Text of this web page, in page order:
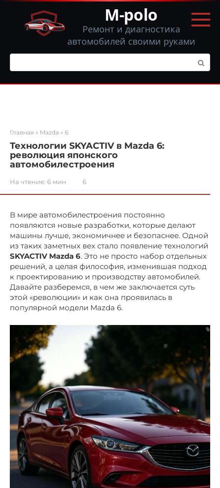
Перейти
контенту
M-polo
Ремонт и диагностика
автомобилей своими руками
Поиск:
Главная » Mazda » 6
Технологии SKYACTIV в Mazda 6:
революция японского
автомобилестроения
На чтение: 6 мин 6
В мире автомобилестроения постоянно
появляются новые разработки, которые делают
машины лучше, экономичнее и безопаснее. Одной
из таких заметных вех стало появление технологий
SKYACTIV Mazda 6. Это не просто набор отдельных
решений, а целая философия, изменившая подход
к проектированию и производству автомобилей.
Давайте разберемся, в чем же заключается суть
этой «революции» и как она проявилась в
популярной модели Mazda 6.